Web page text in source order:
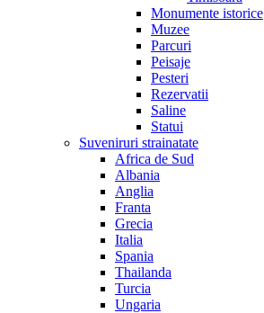
Monumente istorice
Muzee
Parcuri
Peisaje
Pesteri
Rezervatii
Saline
Statui
Suveniruri strainatate
Africa de Sud
Albania
Anglia
Franta
Grecia
Italia
Spania
Thailanda
Turcia
Ungaria